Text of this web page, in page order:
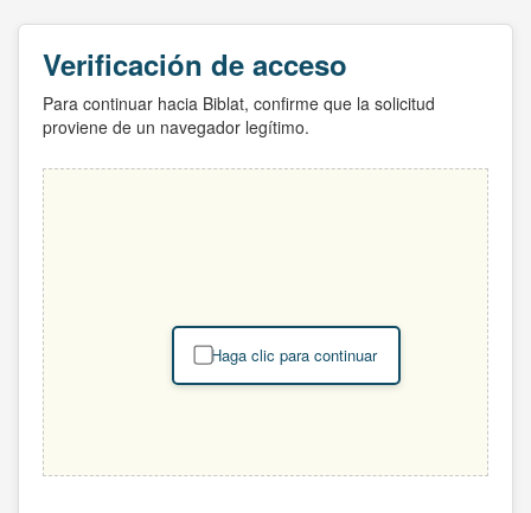
Verificación de acceso
Para continuar hacia Biblat, confirme que la solicitud
proviene de un navegador legítimo.
Haga clic para continuar